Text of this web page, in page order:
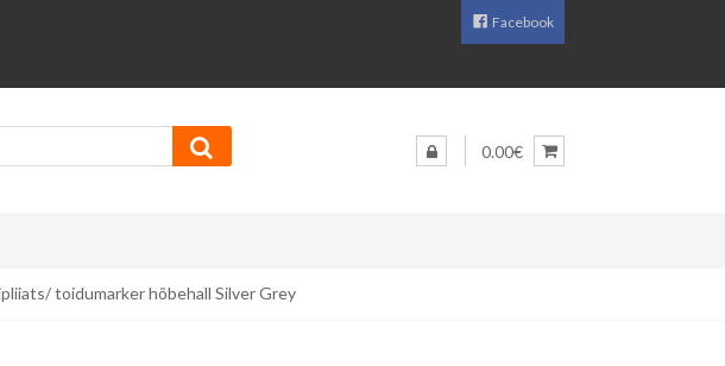
Facebook
0.00€
toidumarker hõbehall Silver Grey